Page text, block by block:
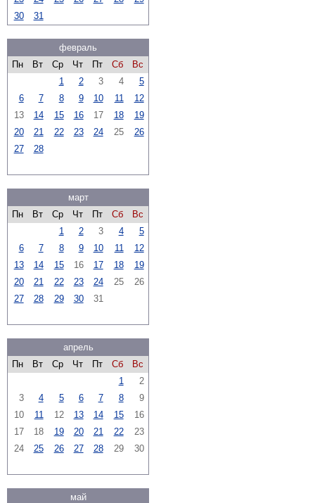
30
31
февраль
Пн
Вт Ср Чт Пт Сб
Вс
1
2 3 4
5
6
7 8 9 10 11
12
13
14 15 16 17 18
19
20
21 22 23 24 25
26
27
28
март
Пн
Вт Ср Чт Пт Сб
Вс
1
2 3 4
5
6
7 8 9 10 11
12
13
14 15 16 17 18
19
20
21 22 23 24 25
26
27
28 29 30 31
апрель
Пн
Вт Ср Чт Пт Сб
Вс
1
2
3
4 5 6 7 8
9
10
11 12 13 14 15
16
17
18 19 20 21 22
23
24
25 26 27 28 29 30
май